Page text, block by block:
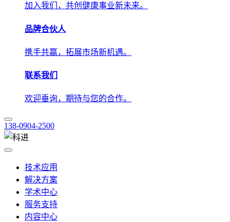
加入我们，共创健康事业新未来。
品牌合伙人
携手共赢，拓展市场新机遇。
联系我们
欢迎垂询，期待与您的合作。
138-0904-2500
技术应用
解决方案
学术中心
服务支持
内容中心